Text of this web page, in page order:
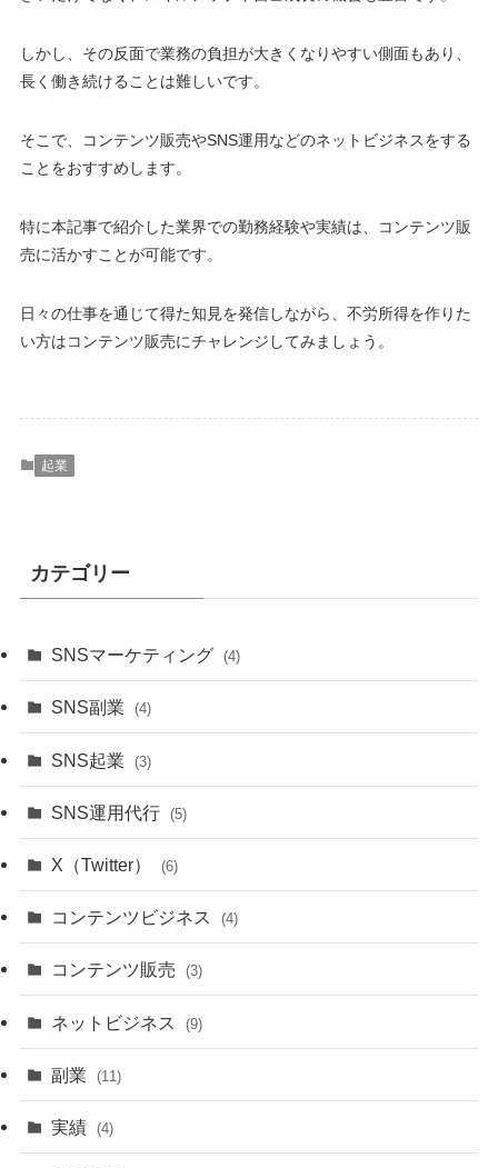
しかし、その反面で業務の負担が大きくなりやすい側面もあり、
長く働き続けることは難しいです。
そこで、コンテンツ販売やSNS運用などのネットビジネスをする
ことをおすすめします。
特に本記事で紹介した業界での勤務経験や実績は、コンテンツ販
売に活かすことが可能です。
日々の仕事を通じて得た知見を発信しながら、不労所得を作りた
い方はコンテンツ販売にチャレンジしてみましょう。
起業
カテゴリー
SNSマーケティング (4)
SNS副業 (4)
SNS起業 (3)
SNS運用代行 (5)
X（Twitter） (6)
コンテンツビジネス (4)
コンテンツ販売 (3)
ネットビジネス (9)
副業 (11)
実績 (4)